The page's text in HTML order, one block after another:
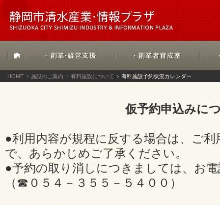
HOME 施設のご案内 有料施設について 有料施設予約状況カレンダー
仮予約申込みに
●利用内容が規程に反する場合は、ご
で、あらかじめご了承ください。
●予約の取り消しにつきましては、お
（☎０５４－３５５－５４００）